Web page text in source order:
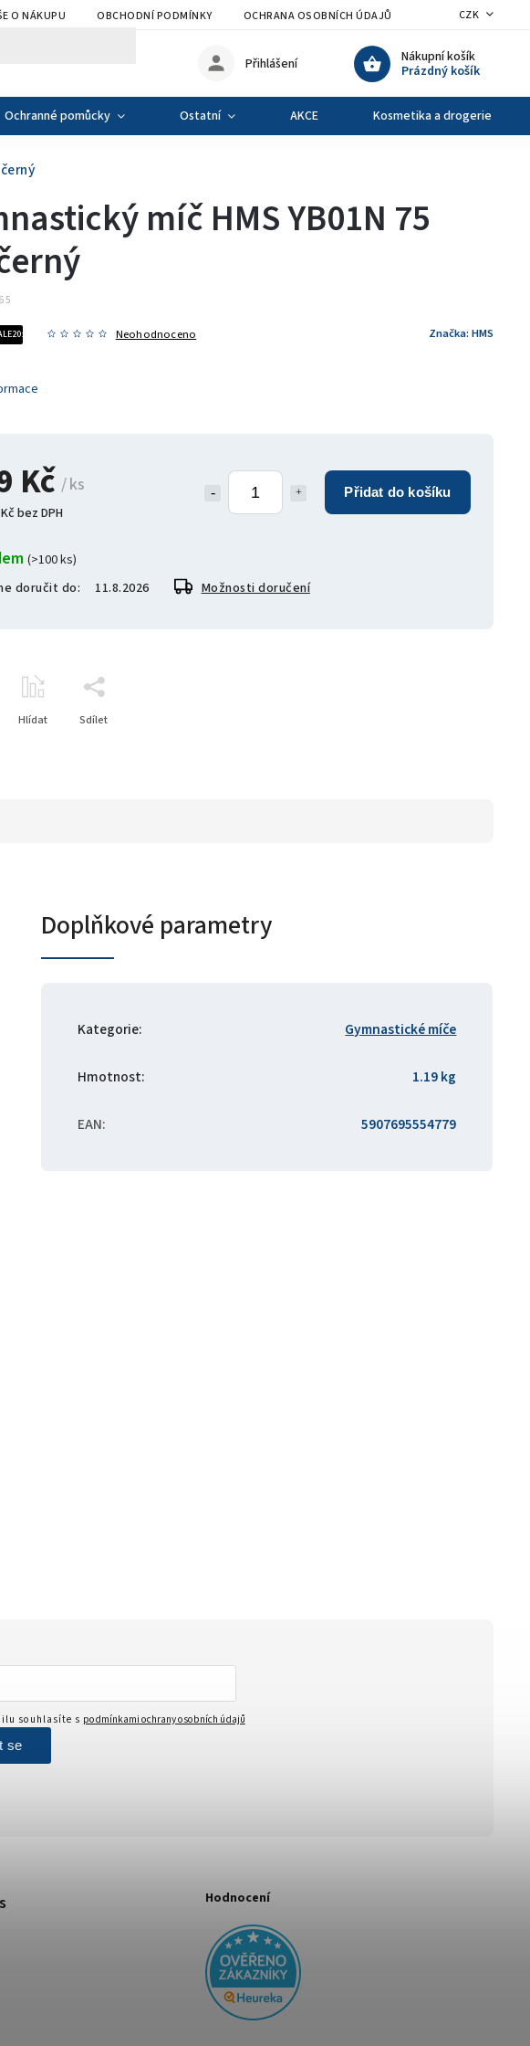
O NÁKUPU OBCHODNÍ PODMÍNKY OCHRANA OSOBNÍCH ÚDAJŮ VÝMĚNA A VRÁCENÍ
CZK
Nákupní košík
Prázdný košík
Přihlášení
Ochranné pomůcky Ostatní AKCE Kosmetika a drogerie
Kč / ks
bez DPH
Přidat do košíku
(>100 ks)
doručit do:
11.8.2026 Možnosti doručení
míč HMS YB01N 75
Neohodnoceno Značka: HMS
Hlídat Sdílet
Doplňkové parametry
Kategorie: Gymnastické míče
Hmotnost: 1.19 kg
EAN: 5907695554779
souhlasíte s podmínkami ochrany osobních údajů
se
Hodnocení